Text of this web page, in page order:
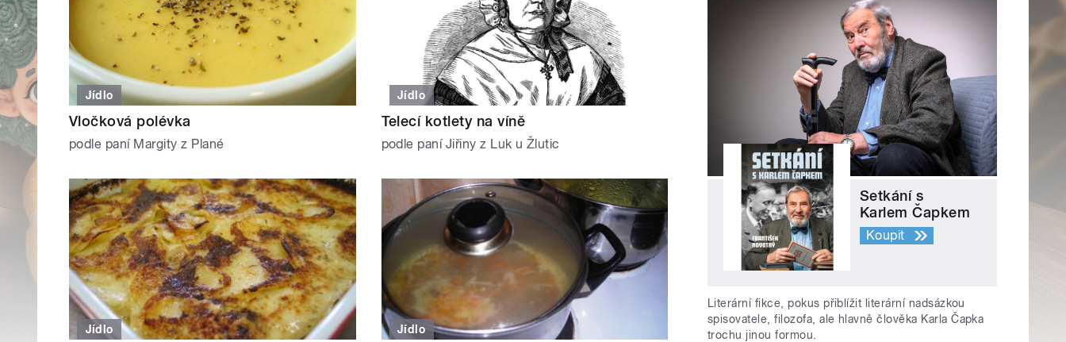
Jídlo
Vločková polévka
podle paní Margity z Plané
Jídlo
Telecí kotlety na víně
podle paní Jiřiny z Luk u Žlutic
Jídlo Jídlo
Setkání s
Karlem Čapkem
Koupit
Literární fikce, pokus přiblížit literární nadsázkou
spisovatele, filozofa, ale hlavně člověka Karla Čapka
trochu jinou formou.